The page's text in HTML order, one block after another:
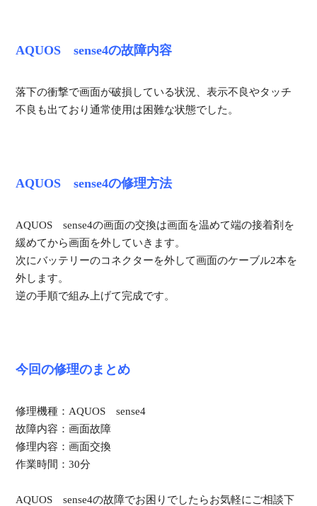
AQUOS sense4の故障内容
落下の衝撃で画面が破損している状況、表示不良やタッチ
不良も出ており通常使用は困難な状態でした。
AQUOS sense4の修理方法
AQUOS sense4の画面の交換は画面を温めて端の接着剤を
緩めてから画面を外していきます。
次にバッテリーのコネクターを外して画面のケーブル2本を
外します。
逆の手順で組み上げて完成です。
今回の修理のまとめ
修理機種：AQUOS sense4
故障内容：画面故障
修理内容：画面交換
作業時間：30分
AQUOS sense4の故障でお困りでしたらお気軽にご相談下